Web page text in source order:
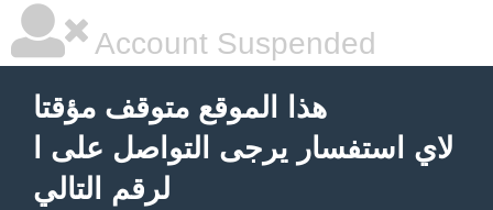
Account Suspended
هذا الموقع متوقف مؤقتا
لاي استفسار يرجى التواصل على ا
لرقم التالي